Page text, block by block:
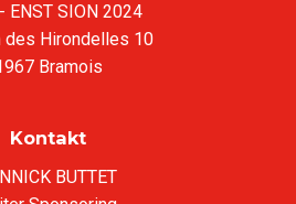
ENST SION 2024
des Hirondelles 10
Bramois
Kontakt
BUTTET